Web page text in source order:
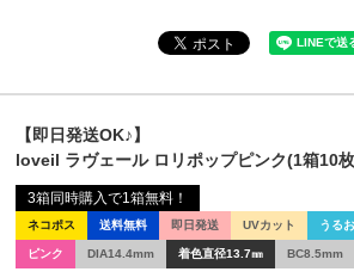
【即日発送OK♪】
loveil ラヴェール ロリポップピンク(1箱10
ネコポス 送料無料 即日発送 UVカット うる
ピンク DIA14.4mm 着色直径13.7㎜ BC8.5mm
3箱同時購入で1箱無料！